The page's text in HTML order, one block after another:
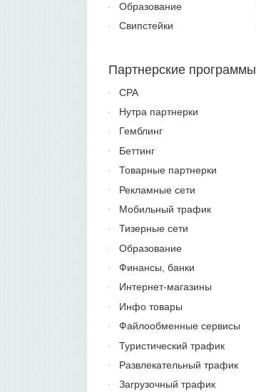
Образование
Свипстейки
Партнерские программы
CPA
Нутра партнерки
Гемблинг
Беттинг
Товарные партнерки
Рекламные сети
Мобильный трафик
Тизерные сети
Образование
Финансы, банки
Интернет-магазины
Инфо товары
Файлообменные сервисы
Туристический трафик
Развлекательный трафик
Загрузочный трафик